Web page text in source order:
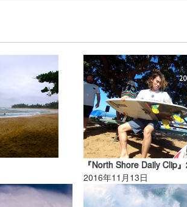
2016年11月13日